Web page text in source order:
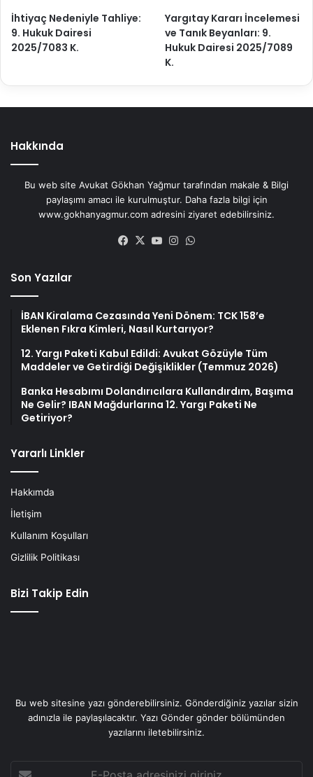
İhtiyaç Nedeniyle Tahliye:
9. Hukuk Dairesi
2025/7083 K.
Yargıtay Kararı İncelemesi
ve Tanık Beyanları: 9.
Hukuk Dairesi 2025/7089
K.
Hakkında
Bu web site Avukat Gökhan Yağmur tarafından makale & Bilgi
paylaşımı amacı ile kurulmuştur. Daha fazla bilgi için
www.gokhanyagmur.com adresini ziyaret edebilirsiniz.
Facebook
X YouTubeInstagram
Son Yazılar
İBAN Kiralama Cezasında Yeni Dönem: TCK 158’e
Eklenen Fıkra Kimleri, Nasıl Kurtarıyor?
12. Yargı Paketi Kabul Edildi: Avukat Gözüyle Tüm
Maddeler ve Getirdiği Değişiklikler (Temmuz 2026)
Banka Hesabımı Dolandırıcılara Kullandırdım, Başıma
Ne Gelir? IBAN Mağdurlarına 12. Yargı Paketi Ne
Getiriyor?
Yararlı Linkler
Hakkımda
İletişim
Kullanım Koşulları
Gizlilik Politikası
Bizi Takip Edin
Bu web sitesine yazı gönderebilirsiniz. Gönderdiğiniz yazılar sizin
adınızla ile paylaşılacaktır. Yazı Gönder gönder bölümünden
yazılarını iletebilirsiniz.